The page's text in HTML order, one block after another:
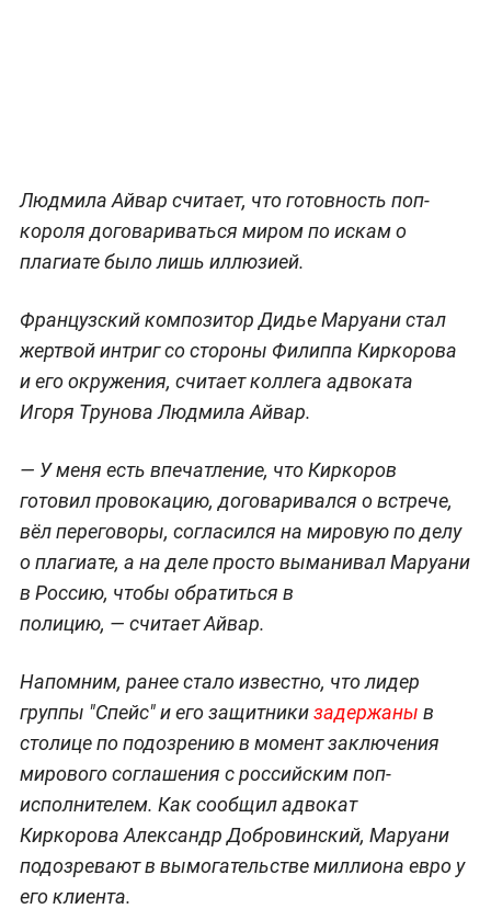
Людмила Айвар считает, что готовность поп-
короля договариваться миром по искам о
плагиате было лишь иллюзией.
Французский композитор Дидье Маруани стал
жертвой интриг со стороны Филиппа Киркорова
и его окружения, считает коллега адвоката
Игоря Трунова Людмила Айвар.
— У меня есть впечатление, что Киркоров
готовил провокацию, договаривался о встрече,
вёл переговоры, согласился на мировую по делу
о плагиате, а на деле просто выманивал Маруани
в Россию, чтобы обратиться в
полицию, — считает Айвар.
Напомним, ранее стало известно, что лидер
группы "Спейс" и его защитникизадержаны в
столице по подозрению в момент заключения
мирового соглашения с российским поп-
исполнителем. Как сообщил адвокат
Киркорова Александр Добровинский, Маруани
подозревают в вымогательстве миллиона евро у
его клиента.